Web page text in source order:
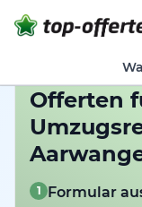
Offerten
1 Formular